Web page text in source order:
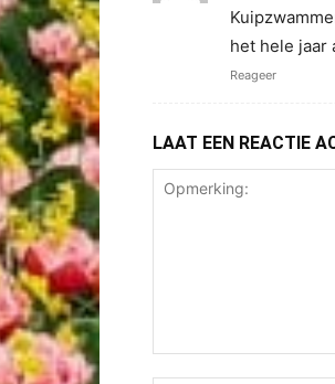
het hele jaar
Reageer
LAAT EEN REACTIE